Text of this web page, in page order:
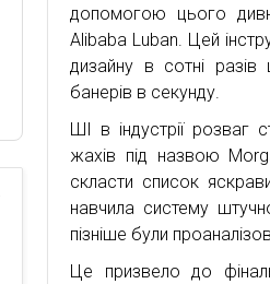
допомогою цього
Alibaba Luban. Цей
дизайну в сотні
банерів в секунду.
ШІ в індустрії розваг
жахів під назвою
скласти список
навчила систему
пізніше були
Це призвело до